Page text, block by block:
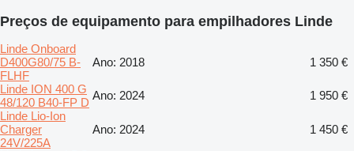
Preços de equipamento para empilhadores Linde
Linde Onboard
D400G80/75 B-
FLHF
Ano: 2018
1 350 €
Linde ION 400 G
48/120 B40-FP D
Ano: 2024
1 950 €
Linde Lio-Ion
Charger
24V/225A
Ano: 2024
1 450 €